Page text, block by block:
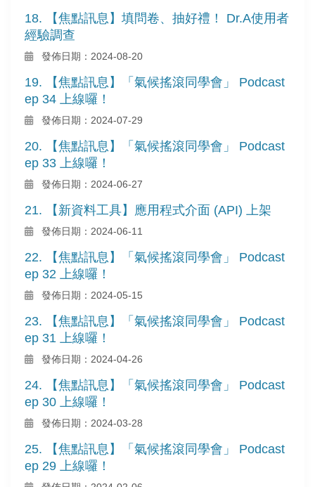
18. 【焦點訊息】填問卷、抽好禮！ Dr.A使用者
經驗調查
發佈日期：2024-08-20
19. 【焦點訊息】「氣候搖滾同學會」 Podcast
ep 34 上線囉！
發佈日期：2024-07-29
20. 【焦點訊息】「氣候搖滾同學會」 Podcast
ep 33 上線囉！
發佈日期：2024-06-27
21. 【新資料工具】應用程式介面 (API) 上架
發佈日期：2024-06-11
22. 【焦點訊息】「氣候搖滾同學會」 Podcast
ep 32 上線囉！
發佈日期：2024-05-15
23. 【焦點訊息】「氣候搖滾同學會」 Podcast
ep 31 上線囉！
發佈日期：2024-04-26
24. 【焦點訊息】「氣候搖滾同學會」 Podcast
ep 30 上線囉！
發佈日期：2024-03-28
25. 【焦點訊息】「氣候搖滾同學會」 Podcast
ep 29 上線囉！